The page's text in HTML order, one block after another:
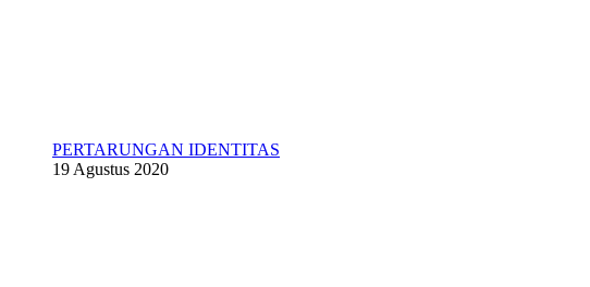
PERTARUNGAN IDENTITAS
19 Agustus 2020